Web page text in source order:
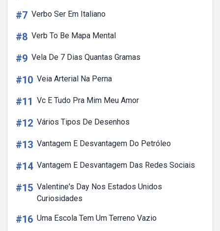
#7 Verbo Ser Em Italiano
#8 Verb To Be Mapa Mental
#9 Vela De 7 Dias Quantas Gramas
#10 Veia Arterial Na Perna
#11 Vc E Tudo Pra Mim Meu Amor
#12 Vários Tipos De Desenhos
#13 Vantagem E Desvantagem Do Petróleo
#14 Vantagem E Desvantagem Das Redes Sociais
#15 Valentine's Day Nos Estados Unidos
Curiosidades
#16 Uma Escola Tem Um Terreno Vazio